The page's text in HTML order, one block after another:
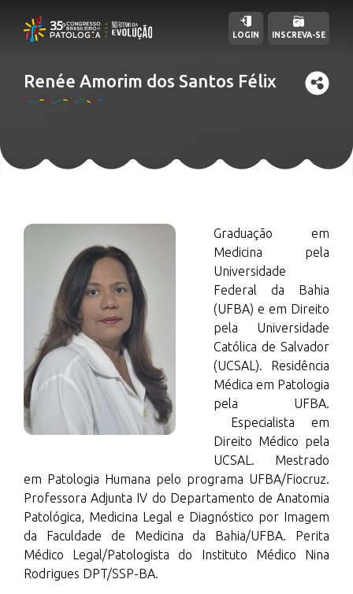
Renée Amorim dos Santos Félix
LOGIN INSCREVA-SE
Graduação em
Medicina pela
Universidade
Federal da Bahia
(UFBA) e em Direito
pela Universidade
Católica de Salvador
(UCSAL). Residência
Médica em Patologia
pela UFBA.
Especialista em
Direito Médico pela
UCSAL. Mestrado
em Patologia Humana pelo programa UFBA/Fiocruz.
Professora Adjunta IV do Departamento de Anatomia
Patológica, Medicina Legal e Diagnóstico por Imagem
da Faculdade de Medicina da Bahia/UFBA. Perita
Médico Legal/Patologista do Instituto Médico Nina
Rodrigues DPT/SSP-BA.